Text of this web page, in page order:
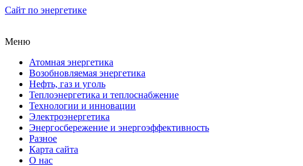
Сайт по энергетике
Меню
Атомная энергетика
Возобновляемая энергетика
Нефть, газ и уголь
Теплоэнергетика и теплоснабжение
Технологии и инновации
Электроэнергетика
Энергосбережение и энергоэффективность
Разное
Карта сайта
О нас